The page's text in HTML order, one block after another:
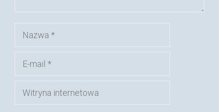
Nazwa
mail
Witryna
internetowa